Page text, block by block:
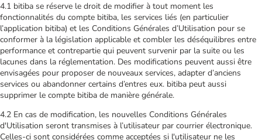
4.1 bitiba se réserve le droit de modifier à tout moment les
fonctionnalités du compte bitiba, les services liés (en particulier
l’application bitiba) et les Conditions Générales d’Utilisation pour se
conformer à la législation applicable et combler les déséquilibres entre
performance et contrepartie qui peuvent survenir par la suite ou les
lacunes dans la réglementation. Des modifications peuvent aussi être
envisagées pour proposer de nouveaux services, adapter d’anciens
services ou abandonner certains d’entres eux. bitiba peut aussi
supprimer le compte bitiba de manière générale.
4.2 En cas de modification, les nouvelles Conditions Générales
d'Utilisation seront transmises à l’utilisateur par courrier électronique.
Celles-ci sont considérées comme acceptées si l'utilisateur ne les